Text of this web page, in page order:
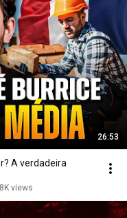
26:53
A verdadeira
views